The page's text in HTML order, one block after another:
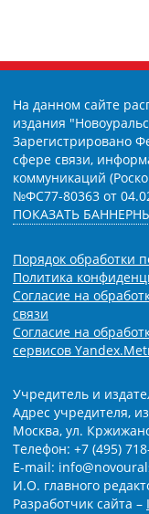
На данном сайте
издания
Зарегистрировано
сфере связи,
коммуникаций
№ФС77-80363 от
ПОКАЗАТЬ
Порядок обработки
Политика
Согласие на
связи
Согласие на
сервисов
Учредитель и
Адрес учредителя,
Москва, ул.
Телефон: +7 (495)
E-mail:
И.О. главного
Разработчик сайта –